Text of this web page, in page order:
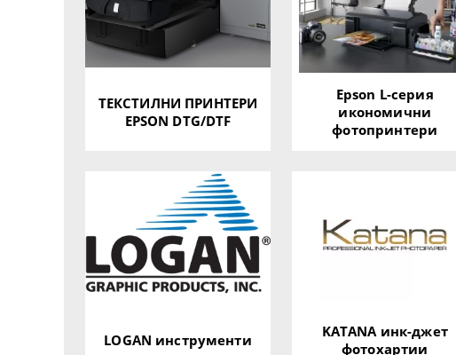
ТЕКСТИЛНИ ПРИНТЕРИ
EPSON DTG/DTF
Epson L-серия
икономични
фотопринтери
LOGAN инструменти
KATANA инк-джет
фотохартии